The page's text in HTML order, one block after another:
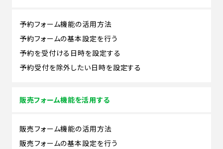
予約フォーム機能の活用方法
予約フォームの基本設定を行う
予約を受付ける日時を設定する
予約受付を除外したい日時を設定する
販売フォーム機能を活用する
販売フォーム機能の活用方法
販売フォームの基本設定を行う